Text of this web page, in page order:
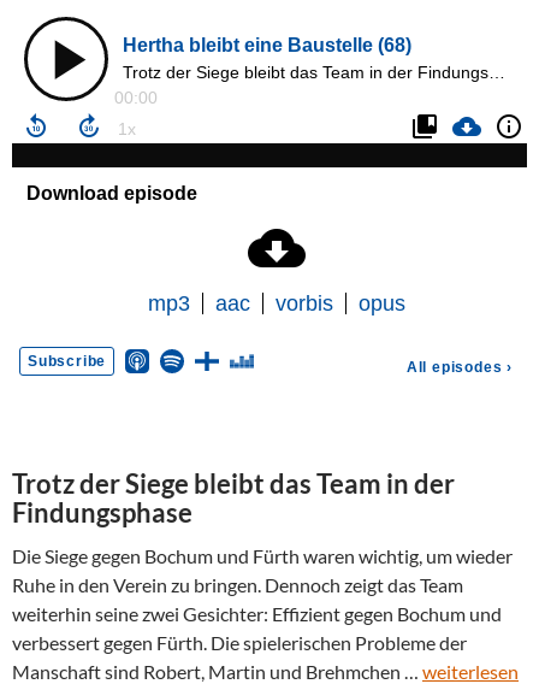
Trotz der Siege bleibt das Team in der
Findungsphase
Die Siege gegen Bochum und Fürth waren wichtig, um wieder
Ruhe in den Verein zu bringen. Dennoch zeigt das Team
weiterhin seine zwei Gesichter: Effizient gegen Bochum und
verbessert gegen Fürth. Die spielerischen Probleme der
Manschaft sind Robert, Martin und Brehmchen … weiterlesen